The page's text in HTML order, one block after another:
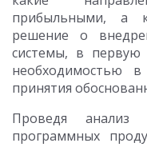
прибыльными, а
решение о
системы, в первую
необходимостью
принятия
Проведя анализ
программных